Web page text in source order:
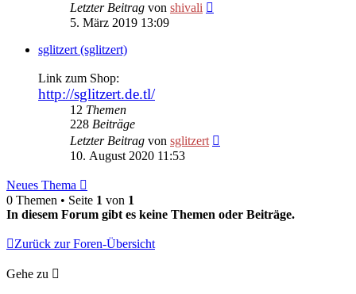
Letzter Beitrag von shivali
5. März 2019 13:09
sglitzert (sglitzert)
Link zum Shop:
http://sglitzert.de.tl/
12 Themen
228 Beiträge
Letzter Beitrag von sglitzert
10. August 2020 11:53
Neues Thema
0 Themen • Seite 1 von 1
In diesem Forum gibt es keine Themen oder Beiträge.
Zurück zur Foren-Übersicht
Gehe zu